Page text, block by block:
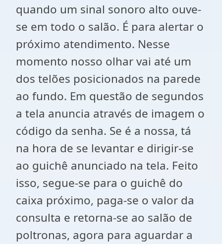
quando um sinal sonoro alto ouve-
se em todo o salão. É para alertar o
próximo atendimento. Nesse
momento nosso olhar vai até um
dos telões posicionados na parede
ao fundo. Em questão de segundos
a tela anuncia através de imagem o
código da senha. Se é a nossa, tá
na hora de se levantar e dirigir-se
ao guichê anunciado na tela. Feito
isso, segue-se para o guichê do
caixa próximo, paga-se o valor da
consulta e retorna-se ao salão de
poltronas, agora para aguardar a